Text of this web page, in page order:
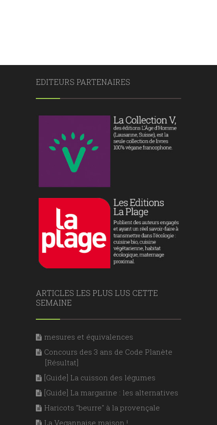
EDITEURS PARTENAIRES
ARTICLES LES PLUS LUS CETTE
SEMAINE
mesures et équivalences
Concours des 3 ans de Code Planète
[Résultat]
[Guide] La cuisson des légumes
[Guide] La margarine : les alternatives
Haricots "beurre" à la provençale
La Vegannaise maison !